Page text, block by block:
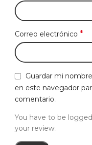
Correo electrónico *
Guardar mi
en este navegador
comentario.
You have to be
your review.